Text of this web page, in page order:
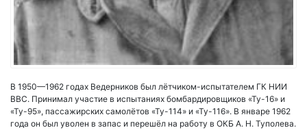
В 1950—1962 годах Ведерников был лётчиком-испытателем ГК НИИ
ВВС. Принимал участие в испытаниях бомбардировщиков «Ту-16» и
«Ту-95», пассажирских самолётов «Ту-114» и «Ту-116». В январе 1962
года он был уволен в запас и перешёл на работу в ОКБ А. Н. Туполева.